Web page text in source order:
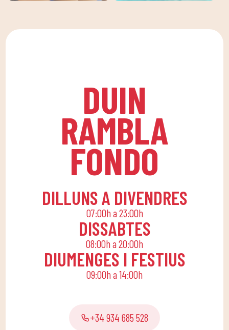
Creiem en l'activitat
una vida sana, que
ambient divertit que
companyonia.Per això,
apostem per una quota
familiar que permeti a
tota la família conciliar
la seva rutina diària
amb una vida activa,
oferint activitats
lúdiques i educatives
perquè els petits de
casa gaudeixin sols o en
Millora la teva tècnica i
classes de natació a
experts.
DUIN
RAMBLA
FONDO
DILLUNS A DIVENDRES
07:00h a 23:00h
DISSABTES
08:00h a 20:00h
DIUMENGES I FESTIUS
09:00h a 14:00h
+34 934 685 528